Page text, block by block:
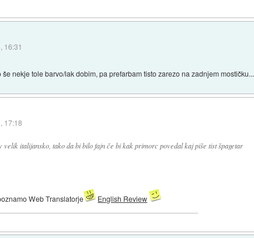
16:31
nekje tole barvo/lak dobim, pa prefarbam tisto zarezo na zadnjem mostičku...
17:18
velik italijansko, tako da bi bilo fajn če bi kak primorc povedal kaj piše tist špagetar
Web Translatorje English Review